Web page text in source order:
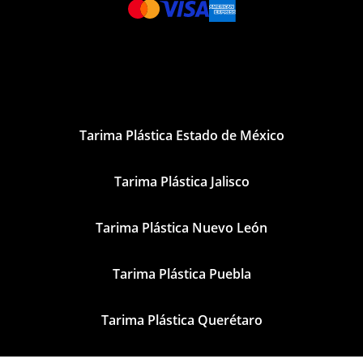
Tarima Plástica Estado de México
Tarima Plástica Jalisco
Tarima Plástica Nuevo León
Tarima Plástica Puebla
Tarima Plástica Querétaro